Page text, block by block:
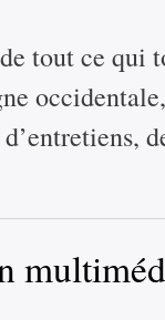
tout ce qui